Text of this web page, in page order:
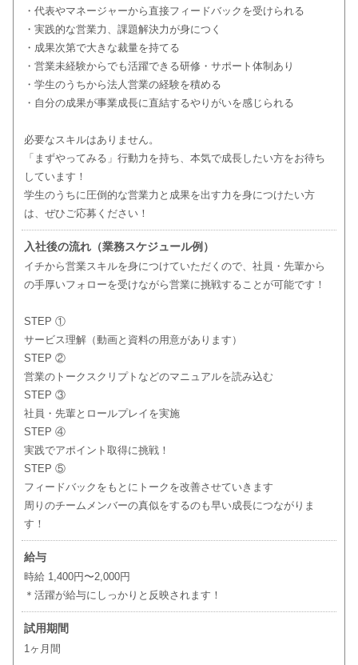
・代表やマネージャーから直接フィードバックを受けられる
・実践的な営業力、課題解決力が身につく
・成果次第で大きな裁量を持てる
・営業未経験からでも活躍できる研修・サポート体制あり
・学生のうちから法人営業の経験を積める
・自分の成果が事業成長に直結するやりがいを感じられる
必要なスキルはありません。
「まずやってみる」行動力を持ち、本気で成長したい方をお待ち
しています！
学生のうちに圧倒的な営業力と成果を出す力を身につけたい方
は、ぜひご応募ください！
入社後の流れ（業務スケジュール例）
イチから営業スキルを身につけていただくので、社員・先輩から
の手厚いフォローを受けながら営業に挑戦することが可能です！
STEP ①
サービス理解（動画と資料の用意があります）
STEP ②
営業のトークスクリプトなどのマニュアルを読み込む
STEP ③
社員・先輩とロールプレイを実施
STEP ④
実践でアポイント取得に挑戦！
STEP ⑤
フィードバックをもとにトークを改善させていきます
周りのチームメンバーの真似をするのも早い成長につながりま
す！
給与
時給 1,400円〜2,000円
＊活躍が給与にしっかりと反映されます！
試用期間
1ヶ月間